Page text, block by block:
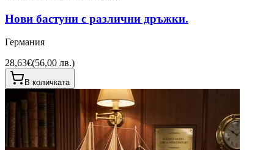
Нови бастуни с различни дръжки.
Германия
28,63€(56,00 лв.)
В количката